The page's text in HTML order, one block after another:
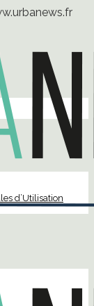
d’Utilisation